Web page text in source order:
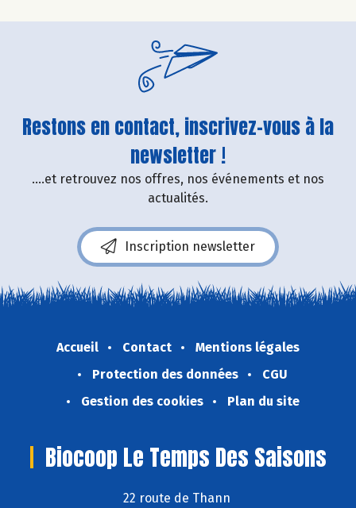
Restons en contact, inscrivez-vous à la
newsletter !
....et retrouvez nos offres, nos événements et nos
actualités.
Inscription newsletter
Accueil Contact
Mentions légales
Protection des données
CGU
Gestion des cookies
Plan du site
Biocoop Le Temps Des Saisons
22 route de Thann